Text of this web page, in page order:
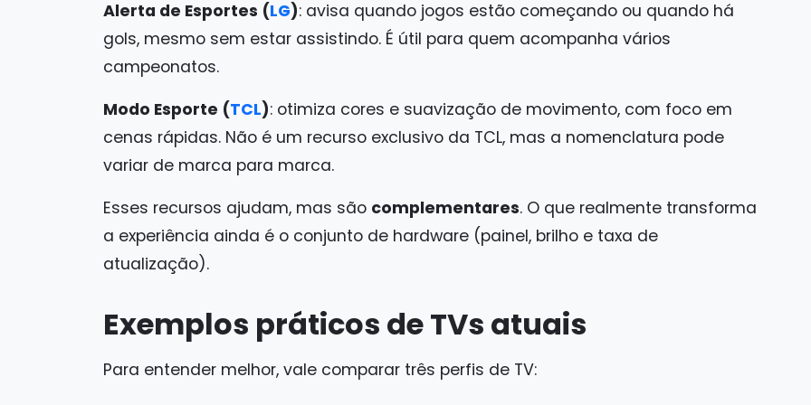
Alerta de Esportes (LG): avisa quando jogos estão começando ou quando há
gols, mesmo sem estar assistindo. É útil para quem acompanha vários
campeonatos.
Modo Esporte (TCL): otimiza cores e suavização de movimento, com foco em
cenas rápidas. Não é um recurso exclusivo da TCL, mas a nomenclatura pode
variar de marca para marca.
Esses recursos ajudam, mas são complementares. O que realmente transforma
a experiência ainda é o conjunto de hardware (painel, brilho e taxa de
atualização).
Exemplos práticos de TVs atuais
Para entender melhor, vale comparar três perfis de TV: